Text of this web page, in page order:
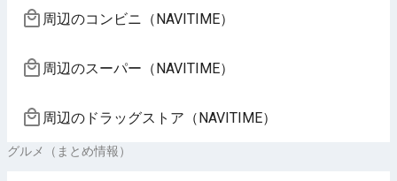
周辺のコンビニ（NAVITIME）
周辺のスーパー（NAVITIME）
周辺のドラッグストア（NAVITIME）
グルメ（まとめ情報）